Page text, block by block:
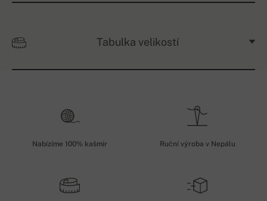
Tabulka velikostí
Nabízíme 100% kašmír Ruční výroba v Nepálu